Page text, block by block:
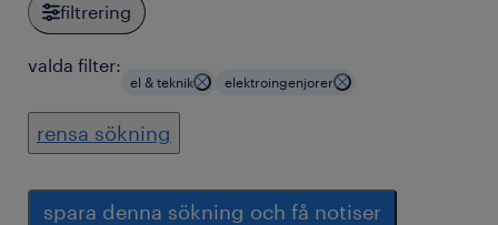
filtrering
valda filter:
el & teknik elektroingenjorer
rensa sökning
spara denna sökning och få notiser